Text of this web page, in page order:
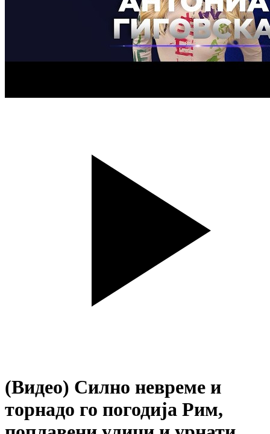
(Видео) Силно невреме и
торнадо го погодија Рим,